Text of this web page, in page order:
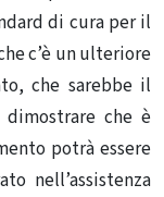
di cura per il
c’è un ulteriore
che sarebbe il
dimostrare che è
potrà essere
nell’assistenza